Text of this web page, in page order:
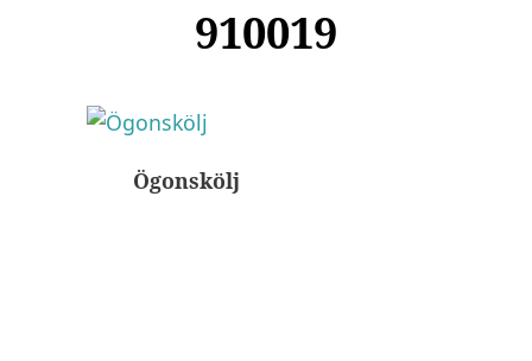
910019
Ögonskölj